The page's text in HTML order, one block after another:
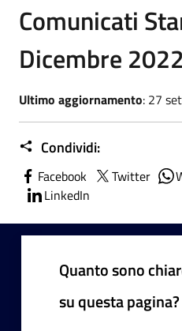
Comunicati
Dicembre 2022
Ultimo aggiornamento: 27
Condividi:
Facebook Twitter
LinkedIn
Quanto sono
su questa pagina?